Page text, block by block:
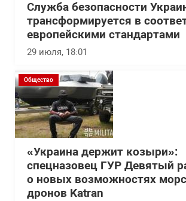
Служба безопасности
трансформируется в
европейскими стандартами
29 июля, 18:01
Общество
«Украина держит козыри»:
спецназовец ГУР Девятый
о новых возможностях
дронов Katran